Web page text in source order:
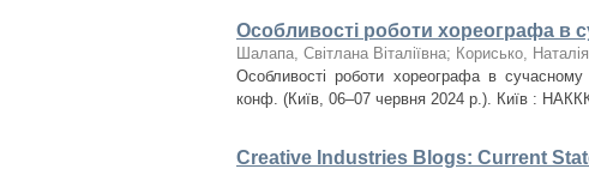
Особливості роботи хореографа в
Шалапа, Світлана Віталіївна; Корисько,
Особливості роботи хореографа в
конф. (Київ, 06–07 червня 2024 р.). Київ :
Creative Industries Blogs: Current